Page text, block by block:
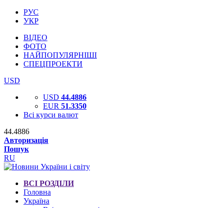
РУС
УКР
ВІДЕО
ФОТО
НАЙПОПУЛЯРНІШІ
СПЕЦПРОЕКТИ
USD
USD 44.4886
EUR 51.3350
Всі курси валют
44.4886
Авторизація
Пошук
RU
ВСІ РОЗДІЛИ
Головна
Україна